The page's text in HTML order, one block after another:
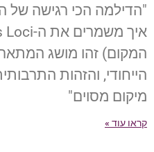
"הדילמה הכי רגישה של
המקום) זהו מושג המתאר
הייחודי, והזהות
מיקום מסוים"
קראו עוד »